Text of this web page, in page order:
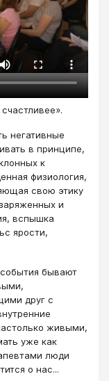
негативные
в принципе,
к
физиология,
свою этику
и
вспышка
ярости,
бывают
друг с
живыми,
уже как
люди
о нас...